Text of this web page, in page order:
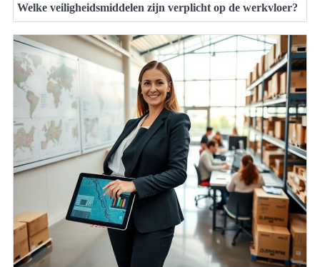
Welke veiligheidsmiddelen zijn verplicht op de werkvloer?